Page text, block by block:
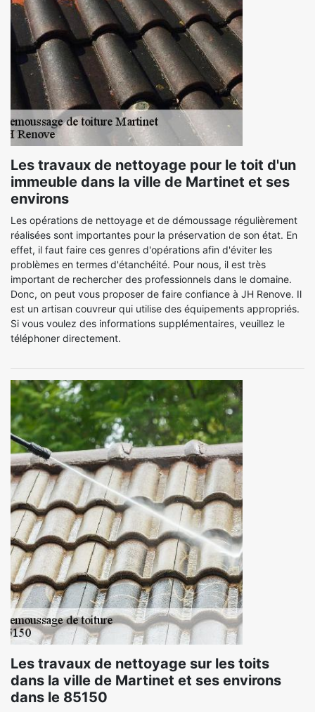
Les travaux de nettoyage pour le toit d'un
immeuble dans la ville de Martinet et ses
environs
Les opérations de nettoyage et de démoussage régulièrement
réalisées sont importantes pour la préservation de son état. En
effet, il faut faire ces genres d'opérations afin d'éviter les
problèmes en termes d'étanchéité. Pour nous, il est très
important de rechercher des professionnels dans le domaine.
Donc, on peut vous proposer de faire confiance à JH Renove. Il
est un artisan couvreur qui utilise des équipements appropriés.
Si vous voulez des informations supplémentaires, veuillez le
téléphoner directement.
Les travaux de nettoyage sur les toits
dans la ville de Martinet et ses environs
dans le 85150